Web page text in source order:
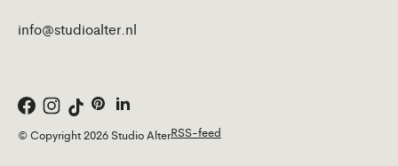
info@studioalter.nl
© Copyright 2026 Studio AlterRSS-feed